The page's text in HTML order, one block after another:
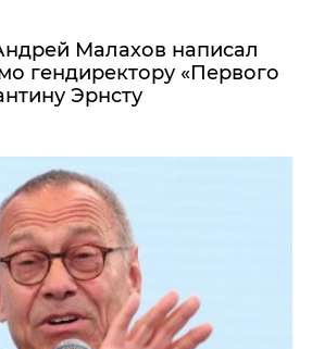
Малахов написал
гендиректору «Первого
Эрнсту